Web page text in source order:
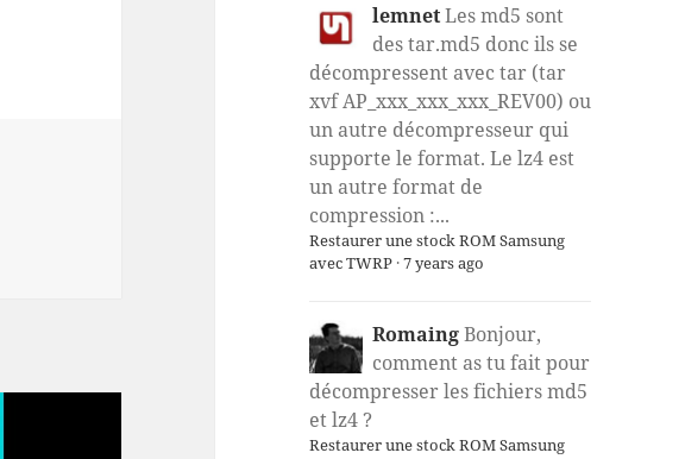
lemnetLes md5 sont
des tar.md5 donc ils se
décompressent avec tar (tar
xvf AP_xxx_xxx_xxx_REV00) ou
un autre décompresseur qui
supporte le format. Le lz4 est
un autre format de
compression :...
Restaurer une stock ROM Samsung
avec TWRP·7 years ago
RomaingBonjour,
comment as tu fait pour
décompresser les fichiers md5
et lz4 ?
Restaurer une stock ROM Samsung